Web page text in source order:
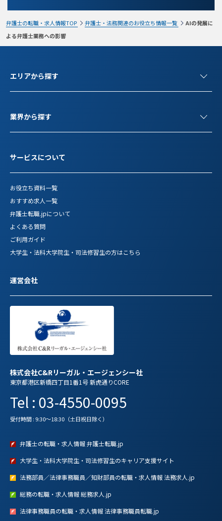
弁護士の転職・求人情報TOP 弁護士・法務関連のお役立ち情報一覧
AIの発展に
よる弁護士業務への影響
エリアから探す
業界から探す
サービスについて
お役立ち資料一覧
おすすめ求人一覧
弁護士転職.jpについて
よくある質問
ご利用ガイド
大学生・法科大学院生・司法修習生の方はこちら
運営会社
株式会社C&Rリーガル・エージェンシー社
東京都港区新橋四丁目1番1号 新虎通りCORE
Tel : 03-4550-0095
受付時間 : 9:30～18:30（土日祝日除く）
弁護士の転職・求人情報 弁護士転職.jp
大学生・法科大学院生・司法修習生のキャリア支援サイト
法務部員／法律事務職員／知財部員の転職・求人情報 法務求人.jp
総務の転職・求人情報 総務求人.jp
法律事務職員の転職・求人情報 法律事務職員転職.jp